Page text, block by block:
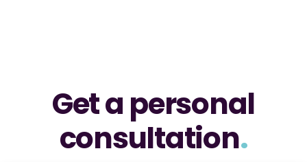
Get a personal
consultation.